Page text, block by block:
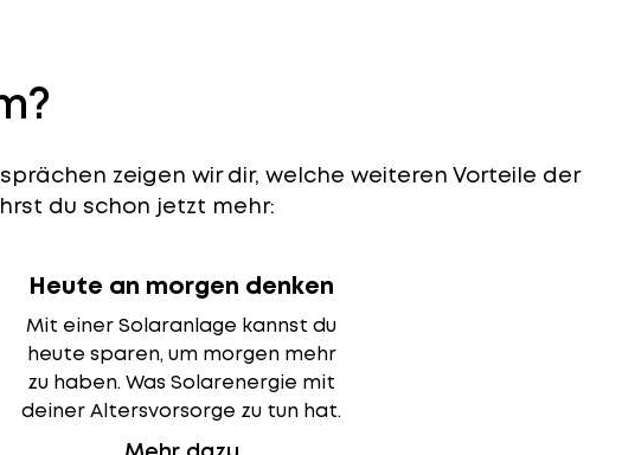
zeigen wir dir, welche weiteren Vorteile der
du schon jetzt mehr:
Heute an morgen denken
Mit einer Solaranlage kannst du
heute sparen, um morgen mehr
zu haben. Was Solarenergie mit
deiner Altersvorsorge zu tun hat.